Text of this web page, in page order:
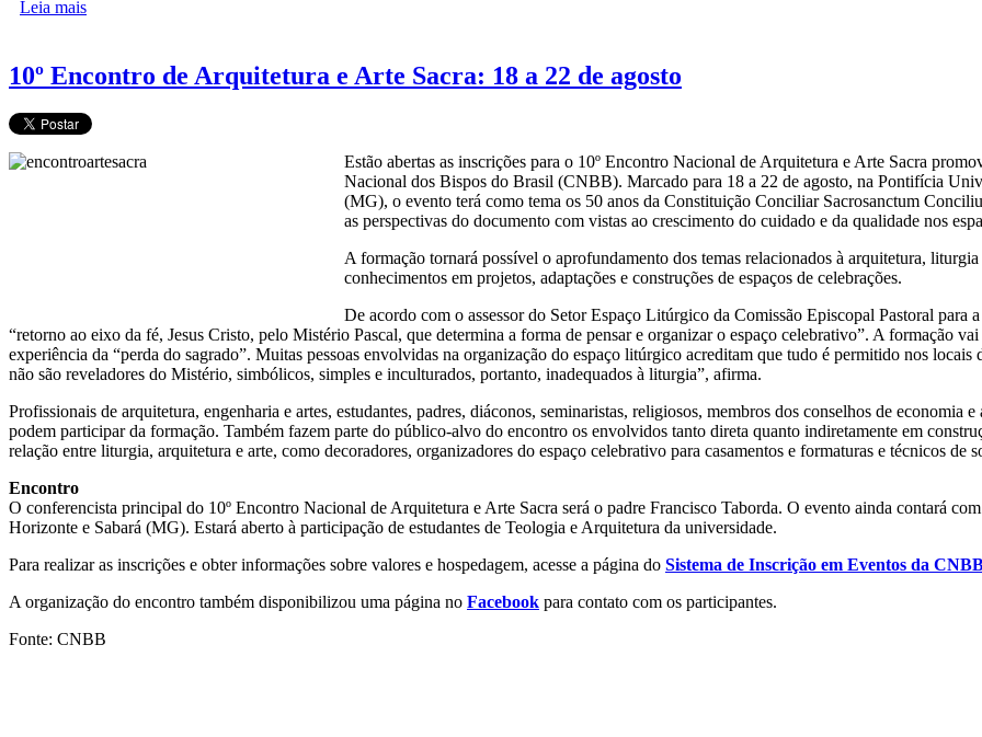
Leia mais
10º Encontro de Arquitetura e Arte Sacra: 18 a 22 de agosto
Estão abertas as inscrições para o 10º Encontro Nacional de Arquitetura e Arte Sacra
Nacional dos Bispos do Brasil (CNBB). Marcado para 18 a 22 de agosto, na Pontifícia
(MG), o evento terá como tema os 50 anos da Constituição Conciliar Sacrosanctum
as perspectivas do documento com vistas ao crescimento do cuidado e da qualidade nos
A formação tornará possível o aprofundamento dos temas relacionados à arquitetura,
conhecimentos em projetos, adaptações e construções de espaços de celebrações.
De acordo com o assessor do Setor Espaço Litúrgico da Comissão Episcopal Pastoral
“retorno ao eixo da fé, Jesus Cristo, pelo Mistério Pascal, que determina a forma de pensar e organizar o espaço celebrativo”. A formação
experiência da “perda do sagrado”. Muitas pessoas envolvidas na organização do espaço litúrgico acreditam que tudo é permitido nos
não são reveladores do Mistério, simbólicos, simples e inculturados, portanto, inadequados à liturgia”, afirma.
Profissionais de arquitetura, engenharia e artes, estudantes, padres, diáconos, seminaristas, religiosos, membros dos conselhos de economia
podem participar da formação. Também fazem parte do público-alvo do encontro os envolvidos tanto direta quanto indiretamente em
relação entre liturgia, arquitetura e arte, como decoradores, organizadores do espaço celebrativo para casamentos e formaturas e técnicos de
Encontro
O conferencista principal do 10º Encontro Nacional de Arquitetura e Arte Sacra será o padre Francisco Taborda. O evento ainda contará
Horizonte e Sabará (MG). Estará aberto à participação de estudantes de Teologia e Arquitetura da universidade.
Para realizar as inscrições e obter informações sobre valores e hospedagem, acesse a página do Sistema de Inscrição em Eventos da
A organização do encontro também disponibilizou uma página no Facebook para contato com os participantes.
Fonte: CNBB